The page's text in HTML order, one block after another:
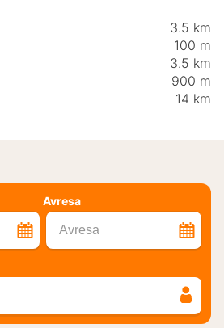
3.5 km
100 m
3.5 km
900 m
14 km
Avresa
Avresa